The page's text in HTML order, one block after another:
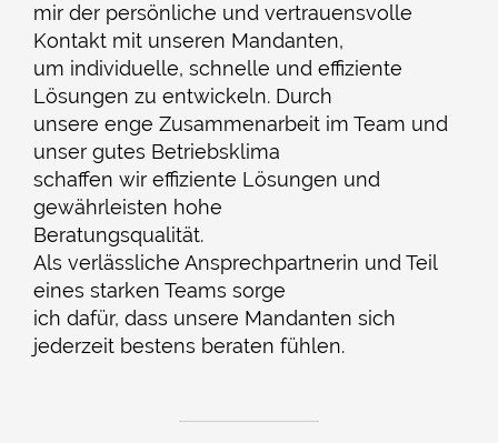
mir der persönliche und vertrauensvolle
Kontakt mit unseren Mandanten,
um individuelle, schnelle und effiziente
Lösungen zu entwickeln. Durch
unsere enge Zusammenarbeit im Team und
unser gutes Betriebsklima
schaffen wir effiziente Lösungen und
gewährleisten hohe
Beratungsqualität.
Als verlässliche Ansprechpartnerin und Teil
eines starken Teams sorge
ich dafür, dass unsere Mandanten sich
jederzeit bestens beraten fühlen.